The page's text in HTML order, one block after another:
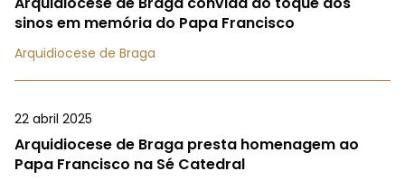
sinos em memória do Papa Francisco
Arquidiocese de Braga
22 abril 2025
Arquidiocese de Braga presta homenagem ao
Papa Francisco na Sé Catedral